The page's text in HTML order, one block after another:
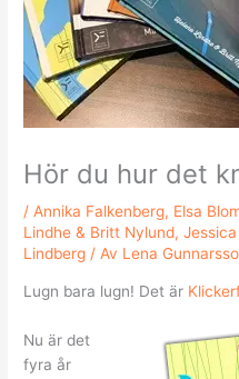
Hör du hur det
/ Annika Falkenberg, Elsa
Lindhe & Britt Nylund,
Lindberg / Av Lena
Lugn bara lugn! Det är
Nu är det
fyra år